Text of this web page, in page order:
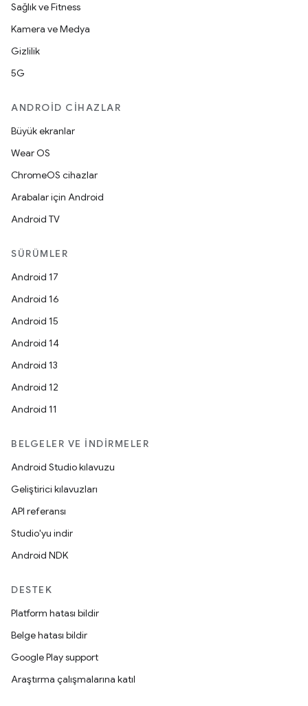
Sağlık ve Fitness
Kamera ve Medya
Gizlilik
5G
ANDROID CIHAZLAR
Büyük ekranlar
Wear OS
ChromeOS cihazlar
Arabalar için Android
Android TV
SÜRÜMLER
Android 17
Android 16
Android 15
Android 14
Android 13
Android 12
Android 11
BELGELER VE İNDIRMELER
Android Studio kılavuzu
Geliştirici kılavuzları
API referansı
Studio'yu indir
Android NDK
DESTEK
Platform hatası bildir
Belge hatası bildir
Google Play support
Araştırma çalışmalarına katıl